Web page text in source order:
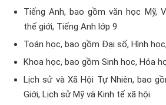
Tiếng Anh, bao gồm văn học Mỹ,
thế giới, Tiếng Anh lớp 9
Toán học, bao gồm Đại số, Hình
Khoa học, bao gồm Sinh học, Hóa
Lịch sử và Xã Hội Tự Nhiên, bao
Giới, Lịch sử Mỹ và Kinh tế xã hội.